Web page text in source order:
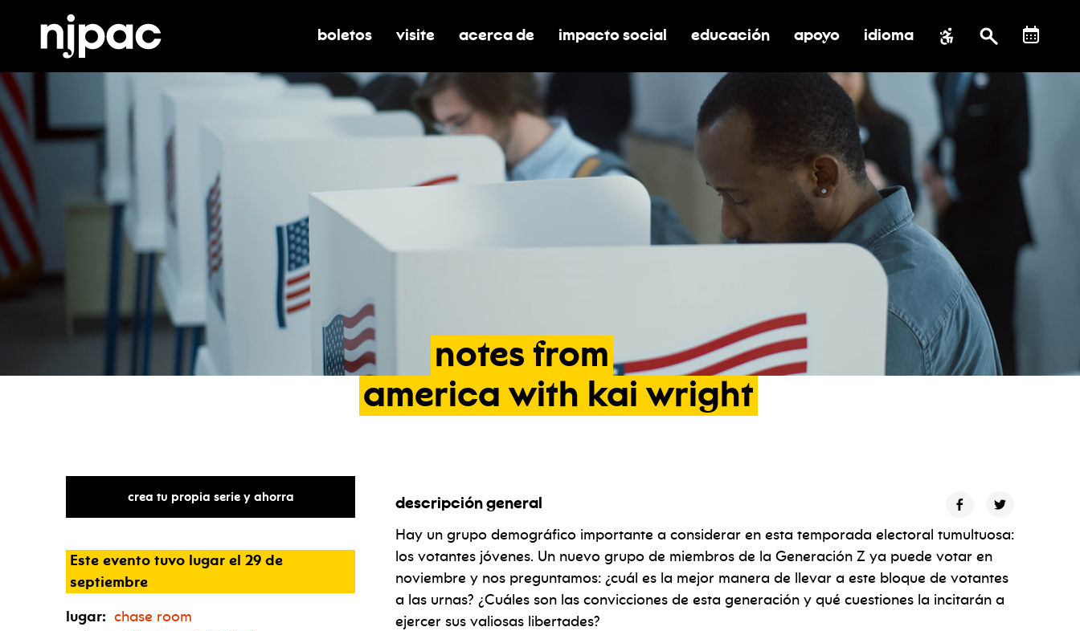
alternar submenú de boletos
boletos alternar submenú de visite
visite alternar submenú de acerca de
acerca de activar/desactivar el submenú de impacto social
impacto social alternar submenú de educación
educación alternar submenú de asistencia
apoyo idioma
notes from
america with kai wright
crea tu propia serie y ahorra
Este evento tuvo lugar el 29 de
septiembre
lugar: chase room
descripción general
Hay un grupo demográfico importante a considerar en esta temporada electoral tumultuosa:
los votantes jóvenes. Un nuevo grupo de miembros de la Generación Z ya puede votar en
noviembre y nos preguntamos: ¿cuál es la mejor manera de llevar a este bloque de votantes
a las urnas? ¿Cuáles son las convicciones de esta generación y qué cuestiones la incitarán a
ejercer sus valiosas libertades?